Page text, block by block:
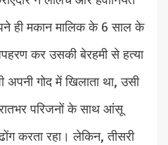
ही मकान मालिक के 6 साल के
कर उसकी बेरहमी से हत्या
गोद में खिलाता था, उसी
परिजनों के साथ आंसू
करता रहा। लेकिन, तीसरी